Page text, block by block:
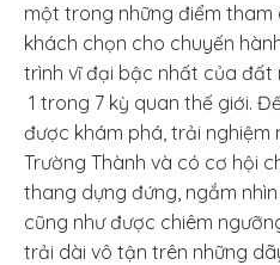
một trong những điểm
khách chọn cho chuyến
trình vĩ đại bậc nhất của đất
1 trong 7 kỳ quan thế giới.
được khám phá, trải nghiệm
Trường Thành và có cơ hội
thang dựng đứng, ngắm
cũng như được chiêm
trải dài vô tận trên những